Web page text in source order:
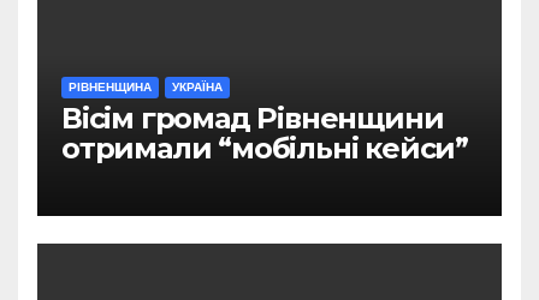
РІВНЕНЩИНА УКРАЇНА
Вісім громад Рівненщини
отримали “мобільні кейси”